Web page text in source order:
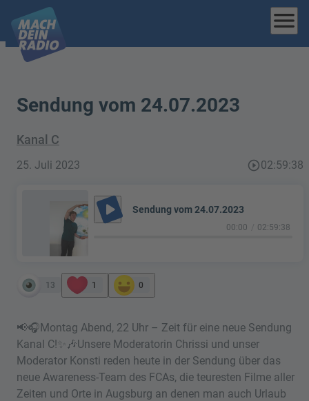
menu
Sendung vom 24.07.2023
Kanal C
25. Juli 2023 play_circle_outline02:59:38
play_arrow Sendung vom 24.07.2023
00:00 02:59:38
13 1 0
📢🎧Montag Abend, 22 Uhr – Zeit für eine neue Sendung
Kanal C!✨🎶Unsere Moderatorin Chrissi und unser
Moderator Konsti reden heute in der Sendung über das
neue Awareness-Team des FCAs, die teuresten Filme aller
Zeiten und Orte in Augsburg an denen man auch Urlaub